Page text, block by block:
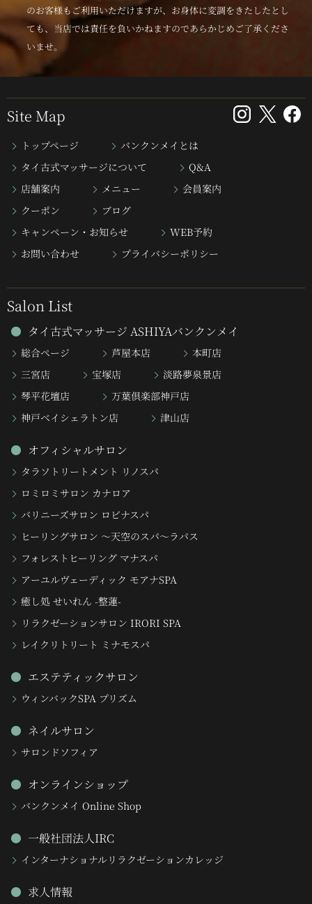
のお客様もご利用いただけますが、お身体に変調をきたしたとし
ても、当店では責任を負いかねますのであらかじめご了承くださ
いませ。
Site Map
トップページ
バンクンメイとは
タイ古式マッサージについて
Q&A
店舗案内
メニュー
会員案内
クーポン
ブログ
キャンペーン・お知らせ
WEB予約
お問い合わせ
プライバシーポリシー
Salon List
タイ古式マッサージ ASHIYAバンクンメイ
総合ページ 芦屋本店
本町店
三宮店
宝塚店
淡路夢泉景店
琴平花壇店
万葉倶楽部神戸店
神戸ベイシェラトン店
津山店
オフィシャルサロン
タラソトリートメント リノスパ
ロミロミサロン カナロア
バリニーズサロン ロビナスパ
ヒーリングサロン 〜天空のスパ〜ラパス
フォレストヒーリング マナスパ
アーユルヴェーディック モアナSPA
癒し処 せいれん -整蓮-
リラクゼーションサロン IRORI SPA
レイクリトリート ミナモスパ
エステティックサロン
ウィンバックSPA プリズム
ネイルサロン
サロンドソフィア
オンラインショップ
バンクンメイ Online Shop
一般社団法人IRC
インターナショナルリラクゼーションカレッジ
求人情報